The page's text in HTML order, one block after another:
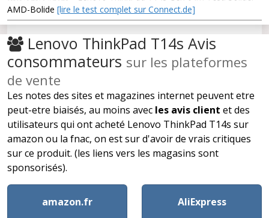
AMD-Bolide [lire le test complet sur Connect.de]
Lenovo ThinkPad T14s Avis
consommateurs sur les plateformes
de vente
Les notes des sites et magazines internet peuvent etre
peut-etre biaisés, au moins avec les avis client et des
utilisateurs qui ont acheté Lenovo ThinkPad T14s sur
amazon ou la fnac, on est sur d'avoir de vrais critiques
sur ce produit. (les liens vers les magasins sont
sponsorisés).
amazon.fr AliExpress